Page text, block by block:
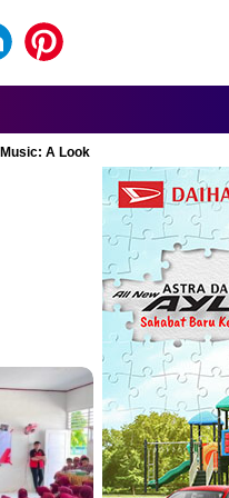
A Look at Super Bowl